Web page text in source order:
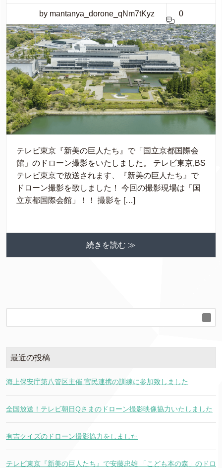
by mantanya_dorone_qNm7tKyz 0
テレビ東京『新美の巨人たち』で「国立京都国際会
館」のドローン撮影をいたしました。 テレビ東京,BS
テレビ東京で放送されます、『新美の巨人たち』で
ドローン撮影を致しました！ 今回の撮影現場は「国
立京都国際会館」！！ 撮影を […]
続きを読む ≫
最近の投稿
海上保安庁第八管区主催 官民連携の訓練に参加致しました
全国放送！テレビ朝日Qさまのドローン撮影映像協力いたしました
有吉クイズのドローン撮影協力をしました
テレビ東京『新美の巨人たち』で安藤忠雄 「こども本の森」のドロ